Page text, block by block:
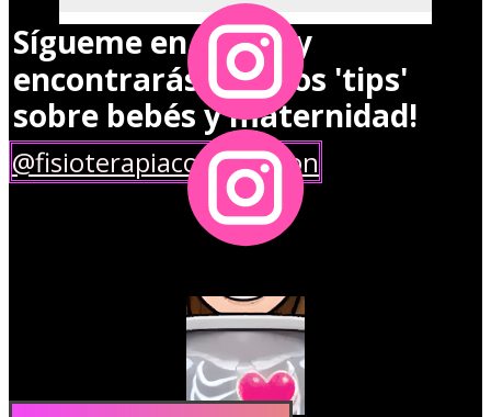
Sígueme en Instagram y
encontrarás muchos 'tips'
sobre bebés y maternidad!
@fisioterapiaconemocion